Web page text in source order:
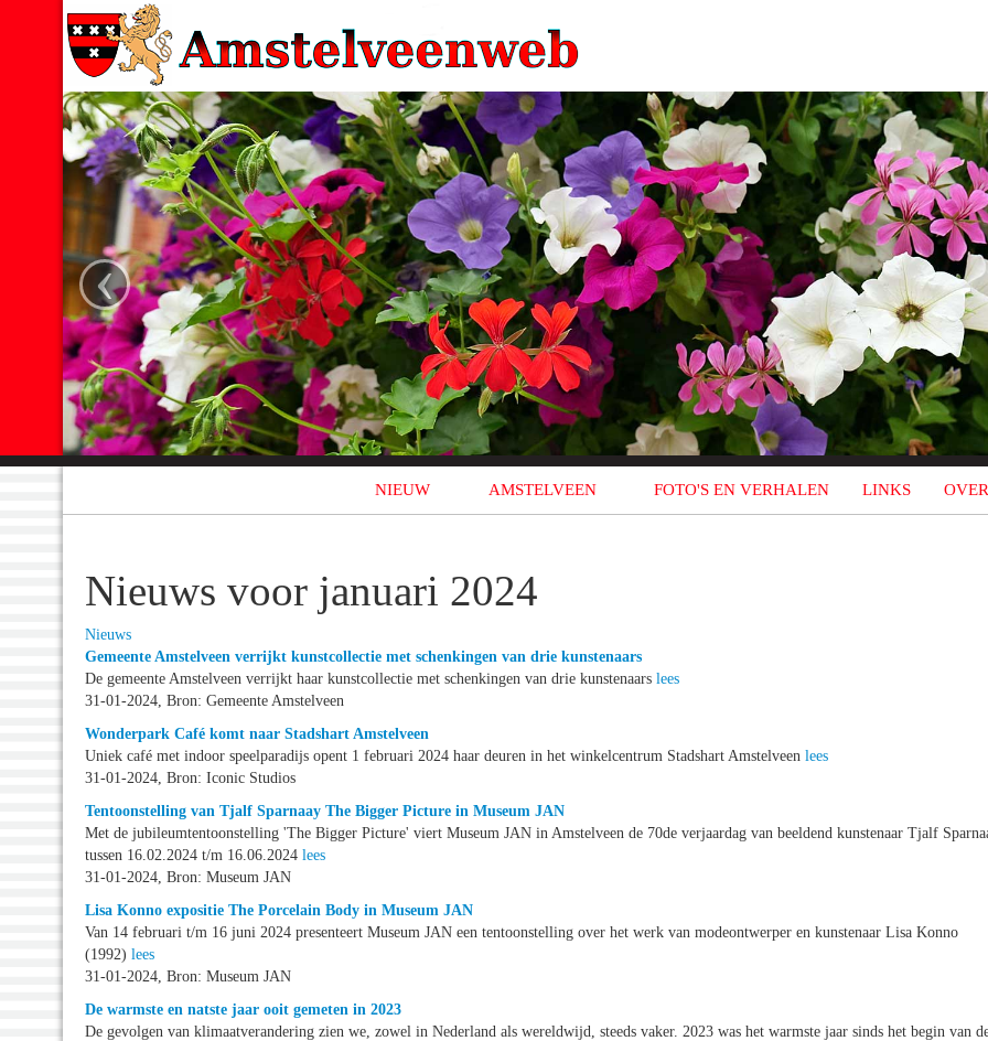
‹
NIEUW AMSTELVEEN FOTO'S EN VERHALEN LINKS
Nieuws voor januari 2024
Nieuws
Gemeente Amstelveen verrijkt kunstcollectie met schenkingen van drie kunstenaars
De gemeente Amstelveen verrijkt haar kunstcollectie met schenkingen van drie kunstenaars lees
31-01-2024, Bron: Gemeente Amstelveen
Wonderpark Café komt naar Stadshart Amstelveen
Uniek café met indoor speelparadijs opent 1 februari 2024 haar deuren in het winkelcentrum Stadshart Amstelveen lees
31-01-2024, Bron: Iconic Studios
Tentoonstelling van Tjalf Sparnaay The Bigger Picture in Museum JAN
Met de jubileumtentoonstelling 'The Bigger Picture' viert Museum JAN in Amstelveen de 70de verjaardag van beeldend kunstenaar Tjalf
tussen 16.02.2024 t/m 16.06.2024 lees
31-01-2024, Bron: Museum JAN
Lisa Konno expositie The Porcelain Body in Museum JAN
Van 14 februari t/m 16 juni 2024 presenteert Museum JAN een tentoonstelling over het werk van modeontwerper en kunstenaar Lisa Konno
(1992) lees
31-01-2024, Bron: Museum JAN
De warmste en natste jaar ooit gemeten in 2023
De gevolgen van klimaatverandering zien we, zowel in Nederland als wereldwijd, steeds vaker. 2023 was het warmste jaar sinds het begin van